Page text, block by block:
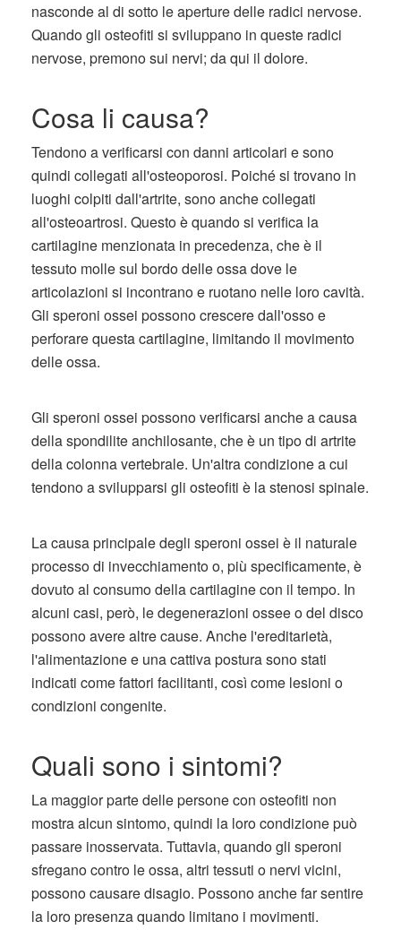
nasconde al di sotto le aperture delle radici nervose.
Quando gli osteofiti si sviluppano in queste radici
nervose, premono sui nervi; da qui il dolore.
Cosa li causa?
Tendono a verificarsi con danni articolari e sono
quindi collegati all'osteoporosi. Poiché si trovano in
luoghi colpiti dall'artrite, sono anche collegati
all'osteoartrosi. Questo è quando si verifica la
cartilagine menzionata in precedenza, che è il
tessuto molle sul bordo delle ossa dove le
articolazioni si incontrano e ruotano nelle loro cavità.
Gli speroni ossei possono crescere dall'osso e
perforare questa cartilagine, limitando il movimento
delle ossa.
Gli speroni ossei possono verificarsi anche a causa
della spondilite anchilosante, che è un tipo di artrite
della colonna vertebrale. Un'altra condizione a cui
tendono a svilupparsi gli osteofiti è la stenosi spinale.
La causa principale degli speroni ossei è il naturale
processo di invecchiamento o, più specificamente, è
dovuto al consumo della cartilagine con il tempo. In
alcuni casi, però, le degenerazioni ossee o del disco
possono avere altre cause. Anche l'ereditarietà,
l'alimentazione e una cattiva postura sono stati
indicati come fattori facilitanti, così come lesioni o
condizioni congenite.
Quali sono i sintomi?
La maggior parte delle persone con osteofiti non
mostra alcun sintomo, quindi la loro condizione può
passare inosservata. Tuttavia, quando gli speroni
sfregano contro le ossa, altri tessuti o nervi vicini,
possono causare disagio. Possono anche far sentire
la loro presenza quando limitano i movimenti.